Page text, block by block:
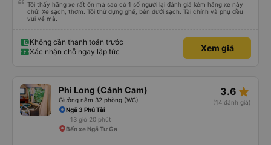
Tôi thấy hãng xe rất ổn mà sao có 1 số người lại đánh giá kém hãng xe này
chứ. Xe sạch, thơm. Tôi thử dựng ghế, bên dưới sạch. Tài chính và phụ đều
vui vẻ mà.
Không cần thanh toán trước
Xác nhận chỗ ngay lập tức
Xem giá
Phi Long (Cánh Cam)
Giường nằm 32 phòng (WC)
3.6 star_rate
(14 đánh giá)
Ngã 3 Phú Tài
13 giờ 20 phút
Bến xe Ngã Tư Ga